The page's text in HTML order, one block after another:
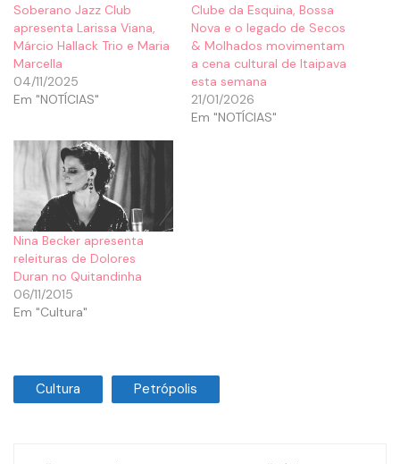
Soberano Jazz Club
apresenta Larissa Viana,
Márcio Hallack Trio e Maria
Marcella
04/11/2025
Em "NOTÍCIAS"
Clube da Esquina, Bossa
Nova e o legado de Secos
& Molhados movimentam
a cena cultural de Itaipava
esta semana
21/01/2026
Em "NOTÍCIAS"
Nina Becker apresenta
releituras de Dolores
Duran no Quitandinha
06/11/2015
Em "Cultura"
Cultura Petrópolis